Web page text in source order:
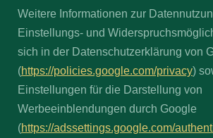
Weitere Informationen zur
Einstellungs- und
sich in der Datenschutzerklärung von
(https://policies.google.com/privacy)
Einstellungen für die Darstellung von
Werbeeinblendungen durch Google
(https://adssettings.google.com/